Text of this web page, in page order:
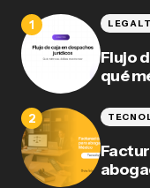
Flujo
qué